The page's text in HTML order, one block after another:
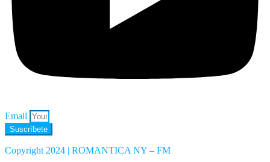
Email
Suscríbete
Copyright 2024 | ROMANTICA NY – FM